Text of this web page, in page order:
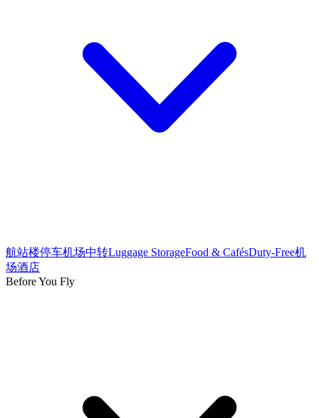
航站楼停车机场中转Luggage StorageFood & CafésDuty-Free机
场酒店
Before You Fly